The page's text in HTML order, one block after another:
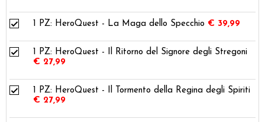
1 PZ: HeroQuest - La Maga dello Specchio € 39,99
1 PZ: HeroQuest - Il Ritorno del Signore degli Stregoni
€ 27,99
1 PZ: HeroQuest - Il Tormento della Regina degli Spiriti
€ 27,99